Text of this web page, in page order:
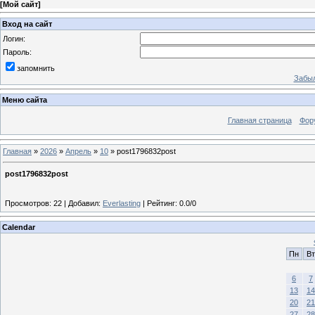
[Мой сайт]
Вход на сайт
Логин:
Пароль:
запомнить
Меню сайта
Главная страница
Главная » 2026 » Апрель » 10 » post1796832post
post1796832post
Просмотров: 22 | Добавил: Everlasting | Рейтинг: 0.0/0
Calendar
Пн
Вт
6
7
13
14
20
21